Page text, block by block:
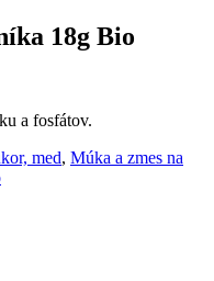
18g Bio
a fosfátov.
med, Múka a zmes na